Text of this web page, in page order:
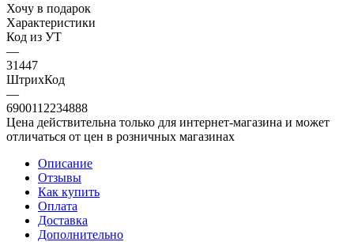
Хочу в подарок
Характеристики
Код из УТ
—
31447
ШтрихКод
—
6900112234888
Цена действительна только для интернет-магазина и может
отличаться от цен в розничных магазинах
Описание
Отзывы
Как купить
Оплата
Доставка
Дополнительно